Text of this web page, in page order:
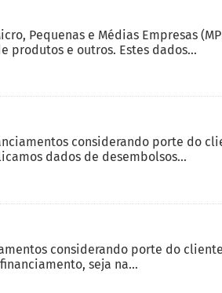
Pequenas e Médias Empresas
produtos e outros. Estes dados...
considerando porte do
dados de desembolsos...
considerando porte do
seja na...